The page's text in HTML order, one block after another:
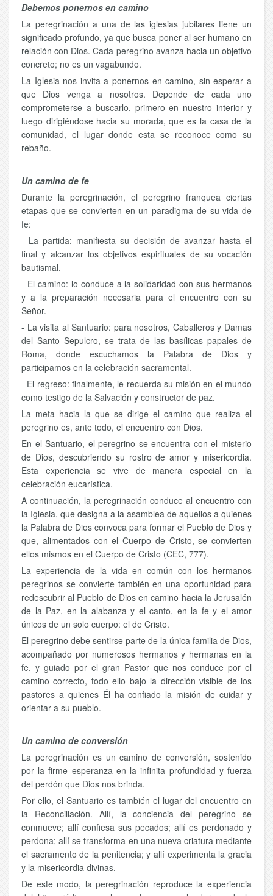
Debemos ponernos en camino
La peregrinación a una de las iglesias jubilares tiene un
significado profundo, ya que busca poner al ser humano en
relación con Dios. Cada peregrino avanza hacia un objetivo
concreto; no es un vagabundo.
La Iglesia nos invita a ponernos en camino, sin esperar a
que Dios venga a nosotros. Depende de cada uno
comprometerse a buscarlo, primero en nuestro interior y
luego dirigiéndose hacia su morada, que es la casa de la
comunidad, el lugar donde esta se reconoce como su
rebaño.
Un camino de fe
Durante la peregrinación, el peregrino franquea ciertas
etapas que se convierten en un paradigma de su vida de
fe:
- La partida: manifiesta su decisión de avanzar hasta el
final y alcanzar los objetivos espirituales de su vocación
bautismal.
- El camino: lo conduce a la solidaridad con sus hermanos
y a la preparación necesaria para el encuentro con su
Señor.
- La visita al Santuario: para nosotros, Caballeros y Damas
del Santo Sepulcro, se trata de las basílicas papales de
Roma, donde escuchamos la Palabra de Dios y
participamos en la celebración sacramental.
- El regreso: finalmente, le recuerda su misión en el mundo
como testigo de la Salvación y constructor de paz.
La meta hacia la que se dirige el camino que realiza el
peregrino es, ante todo, el encuentro con Dios.
En el Santuario, el peregrino se encuentra con el misterio
de Dios, descubriendo su rostro de amor y misericordia.
Esta experiencia se vive de manera especial en la
celebración eucarística.
A continuación, la peregrinación conduce al encuentro con
la Iglesia, que designa a la asamblea de aquellos a quienes
la Palabra de Dios convoca para formar el Pueblo de Dios y
que, alimentados con el Cuerpo de Cristo, se convierten
ellos mismos en el Cuerpo de Cristo (CEC, 777).
La experiencia de la vida en común con los hermanos
peregrinos se convierte también en una oportunidad para
redescubrir al Pueblo de Dios en camino hacia la Jerusalén
de la Paz, en la alabanza y el canto, en la fe y el amor
únicos de un solo cuerpo: el de Cristo.
El peregrino debe sentirse parte de la única familia de Dios,
acompañado por numerosos hermanos y hermanas en la
fe, y guiado por el gran Pastor que nos conduce por el
camino correcto, todo ello bajo la dirección visible de los
pastores a quienes Él ha confiado la misión de cuidar y
orientar a su pueblo.
Un camino de conversión
La peregrinación es un camino de conversión, sostenido
por la firme esperanza en la infinita profundidad y fuerza
del perdón que Dios nos brinda.
Por ello, el Santuario es también el lugar del encuentro en
la Reconciliación. Allí, la conciencia del peregrino se
conmueve; allí confiesa sus pecados; allí es perdonado y
perdona; allí se transforma en una nueva criatura mediante
el sacramento de la penitencia; y allí experimenta la gracia
y la misericordia divinas.
De este modo, la peregrinación reproduce la experiencia